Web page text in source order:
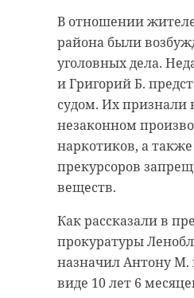
В отношении
района были
уголовных дела.
и Григорий Б.
судом. Их
незаконном
наркотиков, а
прекурсоров
веществ.
Как рассказали в
прокуратуры
назначил Антону М.
виде 10 лет 6
международный
объединенных